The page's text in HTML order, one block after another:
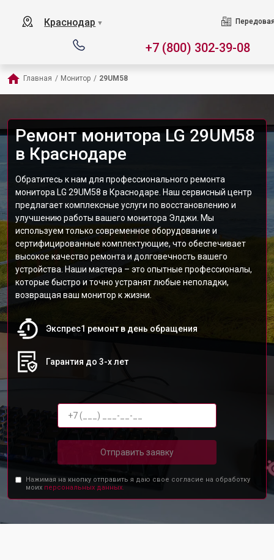
Краснодар ▼
+7 (800) 302-39-08
Главная / Монитор / 29UM58
Ремонт монитора LG 29UM58
в Краснодаре
Обратитесь к нам для профессионального ремонта
монитора LG 29UM58 в Краснодаре. Наш сервисный центр
предлагает комплексные услуги по восстановлению и
улучшению работы вашего монитора Элджи. Мы
используем только современное оборудование и
сертифицированные комплектующие, что обеспечивает
высокое качество ремонта и долговечность вашего
устройства. Наши мастера – это опытные профессионалы,
которые быстро и точно устранят любые неполадки,
возвращая ваш монитор к жизни.
Экспрес1 ремонт в день обращения
Гарантия до 3-х лет
Отправить заявку
Нажимая на кнопку отправить я даю свое согласие на обработку
моих персональных данных.